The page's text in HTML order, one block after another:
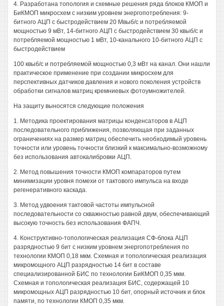
4. Разработана топология и схемные решения ряда блоков КМОП и
БиКМОП микросхем с низким уровнем энергопотребления: 9-
битного АЦП с быстродействием 20 Мвыб/с и потребляемой
мощностью 9 мВт, 14-битного АЦП с быстродействием 30 квыб/с и
потребляемой мощностью 1 мВт, 10-канального 10-битного АЦП с
быстродействием
100 квыб/с и потребляемой мощностью 0,3 мВт на канал. Они нашли
практическое применение при создании микросхем для
перспективных датчиков давления и нового поколения устройств
обработки сигналов матриц кремниевых фотоумножителей.
На защиту выносятся следующие положения
1. Методика проектирования матрицы конденсаторов в АЦП
последовательного приближения, позволяющая при заданных
ограничениях на размер матриц обеспечить необходимый уровень
точности или уровень точности близкий к максимально-возможному
без использования автокалибровки АЦП.
2. Метод повышения точности КМОП компараторов путем
минимизации уровня помехи от тактового импульса на входе
регенеративного каскада.
3. Метод удвоения тактовой частоты импульсной
последовательности со скважностью равной двум, обеспечивающий
высокую точность без использования ФАПЧ.
4. Конструктивно-топологическая реализация СФ-блока АЦП
разрядностью 9 бит с низким уровнем энергопотребления по
технологии КМОП 0,18 мкм. Схемная и топологическая реализация
микромощного АЦП разрядностью 14 бит в составе
специализированной БИС по технологии БиКМОП 0,35 мкм.
Схемная и топологическая реализация БИС, содержащей 10
микромощных АЦП разрядностью 10 бит, опорный источник и блок
памяти, по технологии КМОП 0,35 мкм.